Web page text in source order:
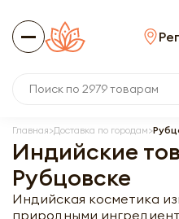
Главная Доставка по городам
Индийские
Рубцовске
Индийская косметика
природными